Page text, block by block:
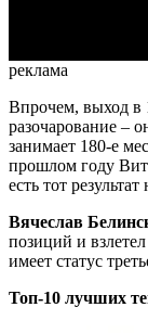
реклама
Впрочем, выход в
разочарование –
занимает 180-е
прошлом году
есть тот
Вячеслав
позиций и
имеет статус
Топ-10 лучших